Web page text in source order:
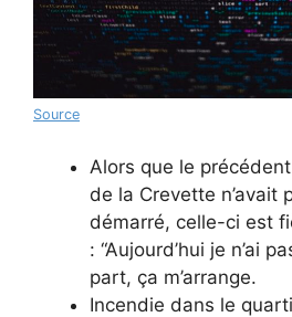
Source
Alors que le
de la Crevette n’avait
démarré, celle-ci est
: “Aujourd’hui je n’ai
part, ça m’arrange.
Incendie dans le